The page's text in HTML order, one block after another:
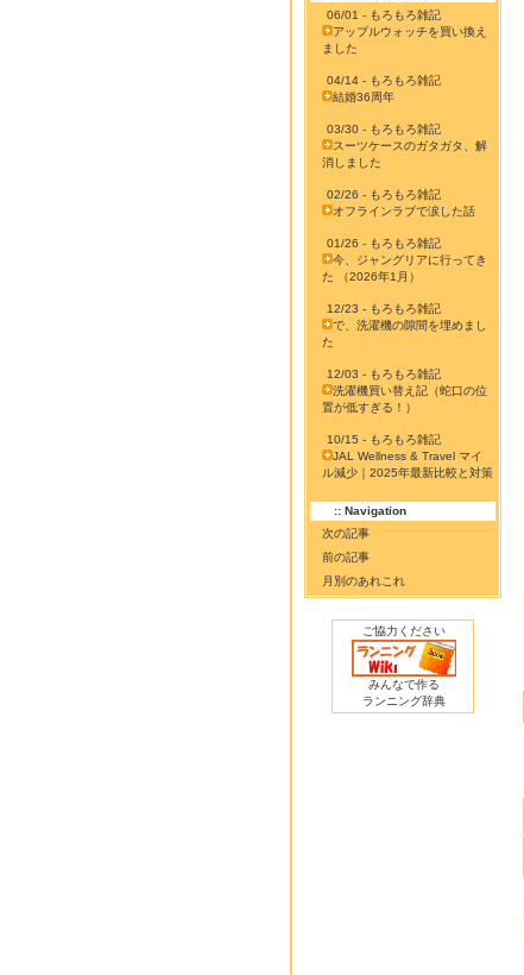
06/01 - もろもろ雑記
アップルウォッチを買い換え
ました
04/14 - もろもろ雑記
結婚36周年
03/30 - もろもろ雑記
スーツケースのガタガタ、解
消しました
02/26 - もろもろ雑記
オフラインラブで涙した話
01/26 - もろもろ雑記
今、ジャングリアに行ってき
た （2026年1月）
12/23 - もろもろ雑記
で、洗濯機の隙間を埋めまし
た
12/03 - もろもろ雑記
洗濯機買い替え記（蛇口の位
置が低すぎる！）
10/15 - もろもろ雑記
JAL Wellness & Travel マイ
ル減少｜2025年最新比較と対策
:: Navigation
次の記事
前の記事
月別のあれこれ
ご協力ください
みんなで作る
ランニング辞典